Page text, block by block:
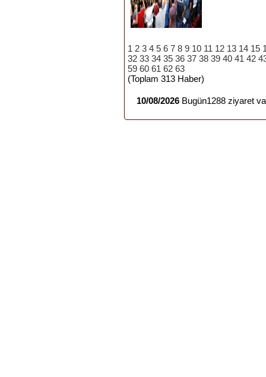
1 2 3 4 5 6 7 8 9 10 11 12 13 14 15
32 33 34 35 36 37 38 39 40 41 42
59 60 61 62 63
(Toplam 313 Haber)
10/08/2026 Bugün1288 ziyaret